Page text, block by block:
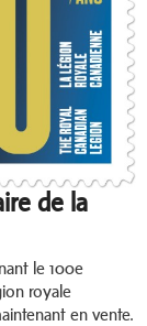
de la
le 100e
royale
en vente.